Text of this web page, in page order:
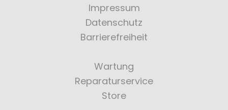
Impressum
Datenschutz
Barrierefreiheit
Wartung
Reparaturservice
Store